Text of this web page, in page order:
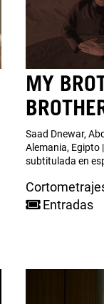
MY
Saad Dnewar,
Alemania, Egipto
subtitulada en
Entradas